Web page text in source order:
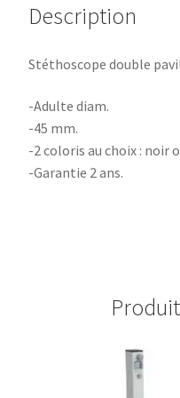
Description
Stéthoscope double
-Adulte diam.
-45 mm.
-2 coloris au choix : noir
-Garantie 2 ans.